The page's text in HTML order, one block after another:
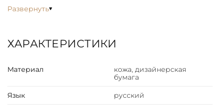
произведения вкупе с поэтическими трудами создали
хроника, публикуемая в «Русском инвалиде» и
«Московских ведомостях».
Она представляет собой хронику русского театра с
1673 по 1825 гг, содержит сведения о репертуаре и
составе трупп, позволяет судить о вкусах публики на
основе успехов спектаклей, внутритеатральных
Развернуть
ХАРАКТЕРИСТИКИ
Материал
кожа, дизайнерская
бумага
Язык русский